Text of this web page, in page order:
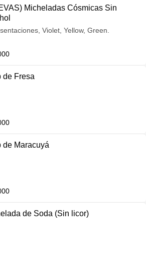
Micheladas Cósmicas Sin
Violet, Yellow, Green.
de Fresa
de Maracuyá
de Soda (Sin licor)